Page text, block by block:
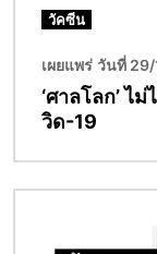
วัคซีน
เผยแพร่ วันที่
‘ศาลโลก’ ไ
วิด-19